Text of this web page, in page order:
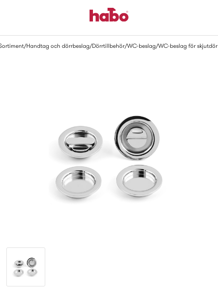
Handtag och dörrbeslag Dörrtillbehör WC-beslag WC-beslag för